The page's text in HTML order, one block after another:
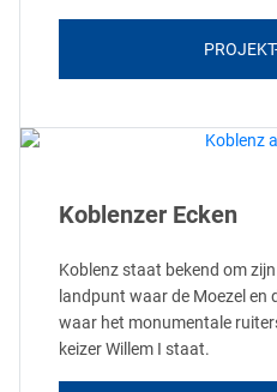
Koblenzer Ecken
Koblenz staat bekend om
landpunt waar de Moezel en
waar het monumentale
keizer Willem I staat.